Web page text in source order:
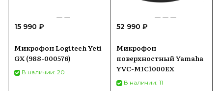
15 990 ₽
Микрофон Logitech Yeti
GX (‎988-000576)
В наличии: 20
52 990 ₽
Микрофон
поверхностный Yamaha
YVC-MIC1000EX
В наличии: 11